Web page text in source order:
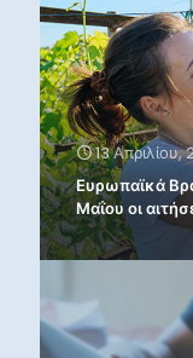
13 Απριλίου,
Ευρωπαϊκά
Μαΐου οι